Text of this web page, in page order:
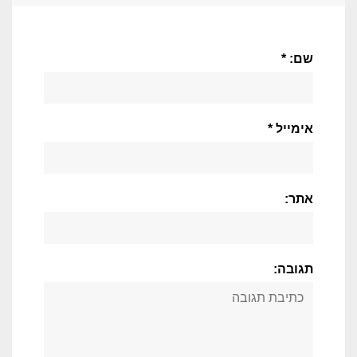
שם: *
אימייל *
אתר:
תגובה: